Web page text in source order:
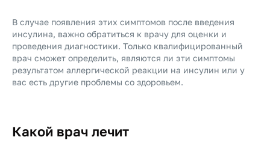
В случае появления этих симптомов после введения
инсулина, важно обратиться к врачу для оценки и
проведения диагностики. Только квалифицированный
врач сможет определить, являются ли эти симптомы
результатом аллергической реакции на инсулин или у
вас есть другие проблемы со здоровьем.
Какой врач лечит